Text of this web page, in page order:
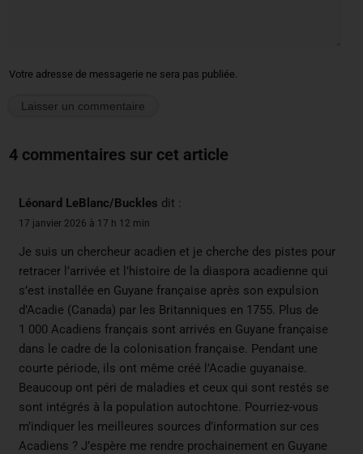
Votre adresse de messagerie ne sera pas publiée.
4 commentaires sur cet article
Léonard LeBlanc/Buckles dit :
17 janvier 2026 à 17 h 12 min
Je suis un chercheur acadien et je cherche des pistes pour
retracer l’arrivée et l’histoire de la diaspora acadienne qui
s’est installée en Guyane française après son expulsion
d’Acadie (Canada) par les Britanniques en 1755. Plus de
1 000 Acadiens français sont arrivés en Guyane française
dans le cadre de la colonisation française. Pendant une
courte période, ils ont même créé l’Acadie guyanaise.
Beaucoup ont péri de maladies et ceux qui sont restés se
sont intégrés à la population autochtone. Pourriez-vous
m’indiquer les meilleures sources d’information sur ces
Acadiens ? J’espère me rendre prochainement en Guyane